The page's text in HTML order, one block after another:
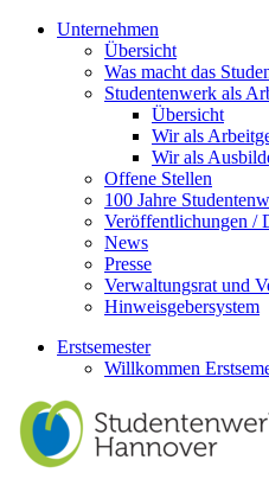
Unternehmen
Übersicht
Was macht das
Studentenwerk als
Übersicht
Wir als
Wir als
Offene Stellen
100 Jahre
Veröffentlichungen /
News
Presse
Verwaltungsrat und
Hinweisgebersystem
Erstsemester
Willkommen